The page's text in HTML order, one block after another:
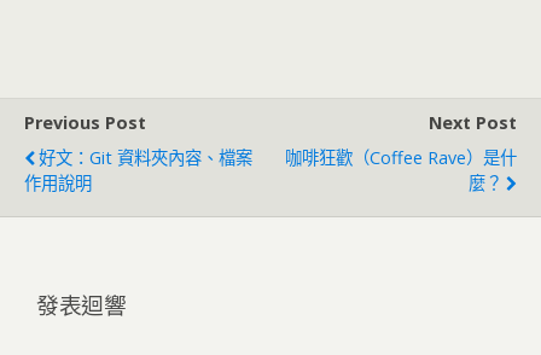
Previous Post
好文：Git 資料夾內容、檔案
作用說明
Next Post
咖啡狂歡（Coffee Rave）是什
麼？
發表迴響